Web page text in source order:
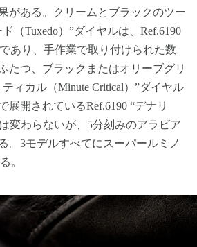
がある。クリームとブラックのツー
（Tuxedo）”ダイヤルは、Ref.6190
あり、手作業で取り付けられた数
たつ、ブラックまたはオリーブグリ
ィカル（Minute Critical）”ダイヤル
展開されているRef.6190 “デナリ
は変わらないが、5分刻みのアラビア
。3モデルすべてにスーパールミノ
。